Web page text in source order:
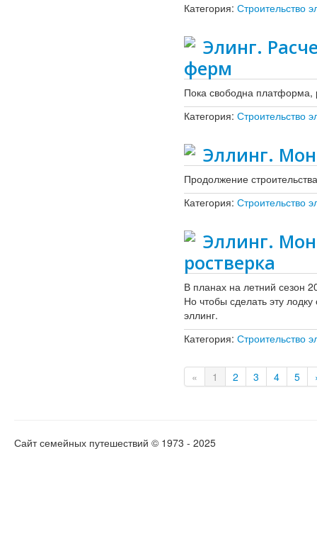
Категория: Строительство
Элинг.
ферм
Пока свободна
Категория: Строительство
Эллинг.
Продолжение
Категория: Строительство
Эллинг.
ростверка
В планах на летний сезон
Но чтобы сделать эту
эллинг.
Категория: Строительство
« 1 2 3 4 5
Сайт семейных путешествий © 1973 - 2025